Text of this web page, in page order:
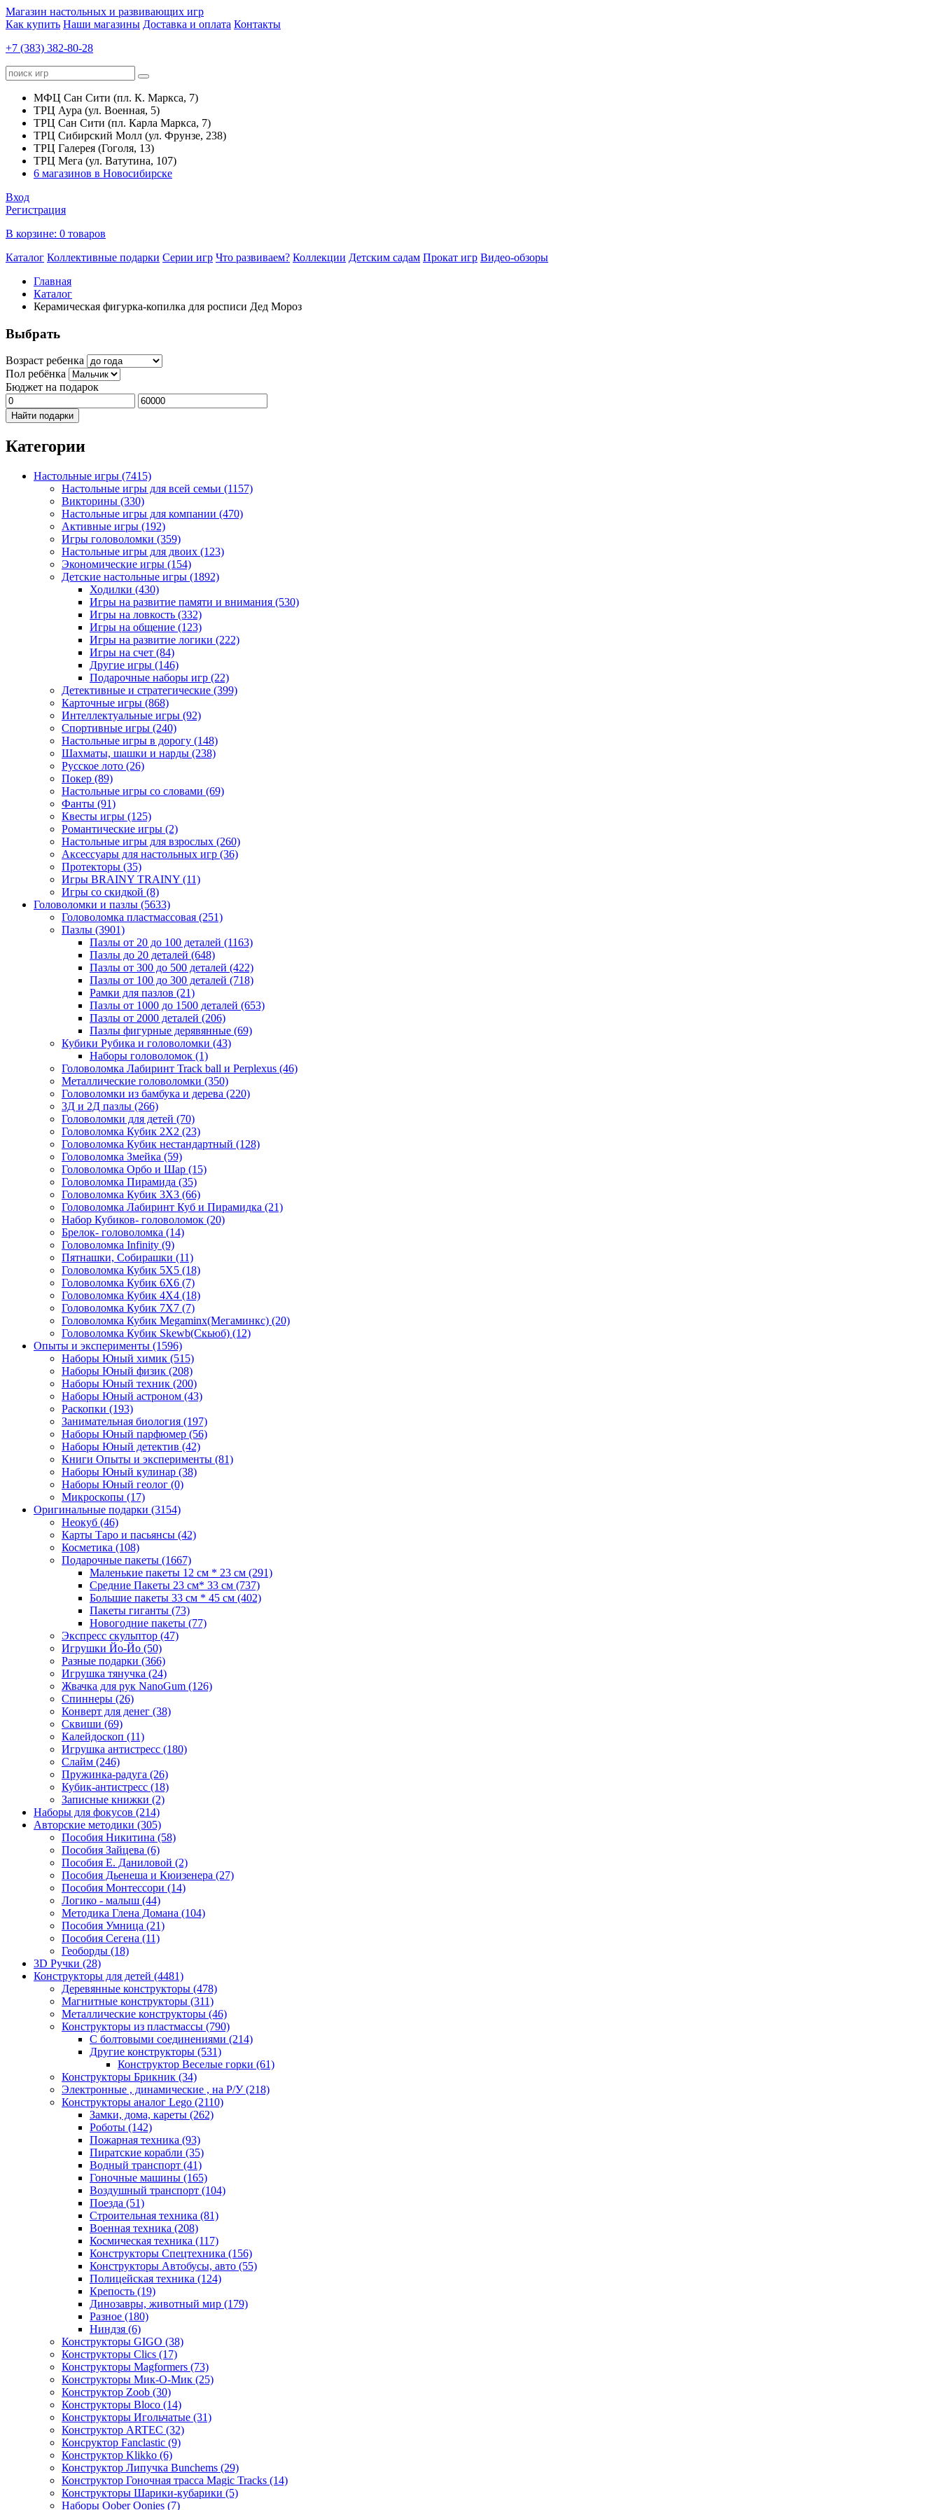
Магазин настольных и развивающих игр
Как купить Наши магазины Доставка и оплата Контакты
+7 (383) 382-80-28
МФЦ Сан Сити (пл. К. Маркса, 7)
ТРЦ Аура (ул. Военная, 5)
ТРЦ Сан Сити (пл. Карла Маркса, 7)
ТРЦ Сибирский Молл (ул. Фрунзе, 238)
ТРЦ Галерея (Гоголя, 13)
ТРЦ Мега (ул. Ватутина, 107)
6 магазинов в Новосибирске
Вход
Регистрация
В корзине: 0 товаров
Каталог Коллективные подарки Серии игр Что развиваем? Коллекции Детским садам Прокат игр Видео-обзоры
Главная
Каталог
Керамическая фигурка-копилка для росписи Дед Мороз
Выбрать
Возраст ребенка
Пол ребёнка
Бюджет на подарок
Найти подарки
Категории
Настольные игры (7415)
Настольные игры для всей семьи (1157)
Викторины (330)
Настольные игры для компании (470)
Активные игры (192)
Игры головоломки (359)
Настольные игры для двоих (123)
Экономические игры (154)
Детские настольные игры (1892)
Ходилки (430)
Игры на развитие памяти и внимания (530)
Игры на ловкость (332)
Игры на общение (123)
Игры на развитие логики (222)
Игры на счет (84)
Другие игры (146)
Подарочные наборы игр (22)
Детективные и стратегические (399)
Карточные игры (868)
Интеллектуальные игры (92)
Спортивные игры (240)
Настольные игры в дорогу (148)
Шахматы, шашки и нарды (238)
Русское лото (26)
Покер (89)
Настольные игры со словами (69)
Фанты (91)
Квесты игры (125)
Романтические игры (2)
Настольные игры для взрослых (260)
Аксессуары для настольных игр (36)
Протекторы (35)
Игры BRAINY TRAINY (11)
Игры со скидкой (8)
Головоломки и пазлы (5633)
Головоломка пластмассовая (251)
Пазлы (3901)
Пазлы от 20 до 100 деталей (1163)
Пазлы до 20 деталей (648)
Пазлы от 300 до 500 деталей (422)
Пазлы от 100 до 300 деталей (718)
Рамки для пазлов (21)
Пазлы от 1000 до 1500 деталей (653)
Пазлы от 2000 деталей (206)
Пазлы фигурные дерявянные (69)
Кубики Рубика и головоломки (43)
Наборы головоломок (1)
Головоломка Лабиринт Track ball и Perplexus (46)
Металлические головоломки (350)
Головоломки из бамбука и дерева (220)
3Д и 2Д пазлы (266)
Головоломки для детей (70)
Головоломка Кубик 2Х2 (23)
Головоломка Кубик нестандартный (128)
Головоломка Змейка (59)
Головоломка Орбо и Шар (15)
Головоломка Пирамида (35)
Головоломка Кубик 3Х3 (66)
Головоломка Лабиринт Куб и Пирамидка (21)
Набор Кубиков- головоломок (20)
Брелок- головоломка (14)
Головоломка Infinity (9)
Пятнашки, Собирашки (11)
Головоломка Кубик 5Х5 (18)
Головоломка Кубик 6Х6 (7)
Головоломка Кубик 4Х4 (18)
Головоломка Кубик 7Х7 (7)
Головоломка Кубик Megaminx(Мегаминкс) (20)
Головоломка Кубик Skewb(Скьюб) (12)
Опыты и эксперименты (1596)
Наборы Юный химик (515)
Наборы Юный физик (208)
Наборы Юный техник (200)
Наборы Юный астроном (43)
Раскопки (193)
Занимательная биология (197)
Наборы Юный парфюмер (56)
Наборы Юный детектив (42)
Книги Опыты и эксперименты (81)
Наборы Юный кулинар (38)
Наборы Юный геолог (0)
Микроскопы (17)
Оригинальные подарки (3154)
Неокуб (46)
Карты Таро и пасьянсы (42)
Косметика (108)
Подарочные пакеты (1667)
Маленькие пакеты 12 см * 23 см (291)
Средние Пакеты 23 см* 33 см (737)
Большие пакеты 33 см * 45 см (402)
Пакеты гиганты (73)
Новогодние пакеты (77)
Экспресс скульптор (47)
Игрушки Йо-Йо (50)
Разные подарки (366)
Игрушка тянучка (24)
Жвачка для рук NanoGum (126)
Спиннеры (26)
Конверт для денег (38)
Сквиши (69)
Калейдоскоп (11)
Игрушка антистресс (180)
Слайм (246)
Пружинка-радуга (26)
Кубик-антистресс (18)
Записные книжки (2)
Наборы для фокусов (214)
Авторские методики (305)
Пособия Никитина (58)
Пособия Зайцева (6)
Пособия Е. Даниловой (2)
Пособия Дьенеша и Кюизенера (27)
Пособия Монтессори (14)
Логико - малыш (44)
Методика Глена Домана (104)
Пособия Умница (21)
Пособия Сегена (11)
Геоборды (18)
3D Ручки (28)
Конструкторы для детей (4481)
Деревянные конструкторы (478)
Магнитные конструкторы (311)
Металлические конструкторы (46)
Конструкторы из пластмассы (790)
С болтовыми соединениями (214)
Другие конструкторы (531)
Конструктор Веселые горки (61)
Конструкторы Брикник (34)
Электронные , динамические , на Р/У(218)
Конструкторы аналог Lego (2110)
Замки, дома, кареты (262)
Роботы (142)
Пожарная техника (93)
Пиратские корабли (35)
Водный транспорт (41)
Гоночные машины (165)
Воздушный транспорт (104)
Поезда (51)
Строительная техника (81)
Военная техника (208)
Космическая техника (117)
Конструкторы Спецтехника (156)
Конструкторы Автобусы, авто (55)
Полицейская техника (124)
Крепость (19)
Динозавры, животный мир (179)
Разное (180)
Ниндзя (6)
Конструкторы GIGO (38)
Конструкторы Clics (17)
Конструкторы Magformers (73)
Конструкторы Мик-О-Мик (25)
Конструктор Zoob (30)
Конструкторы Bloco (14)
Конструкторы Игольчатые (31)
Конструктор ARTEC (32)
Консруктор Fanclastic (9)
Конструктор Klikko (6)
Конструктор Липучка Bunchems (29)
Конструктор Гоночная трасса Magic Tracks (14)
Конструкторы Шарики-кубарики (5)
Наборы Oober Oonies (7)